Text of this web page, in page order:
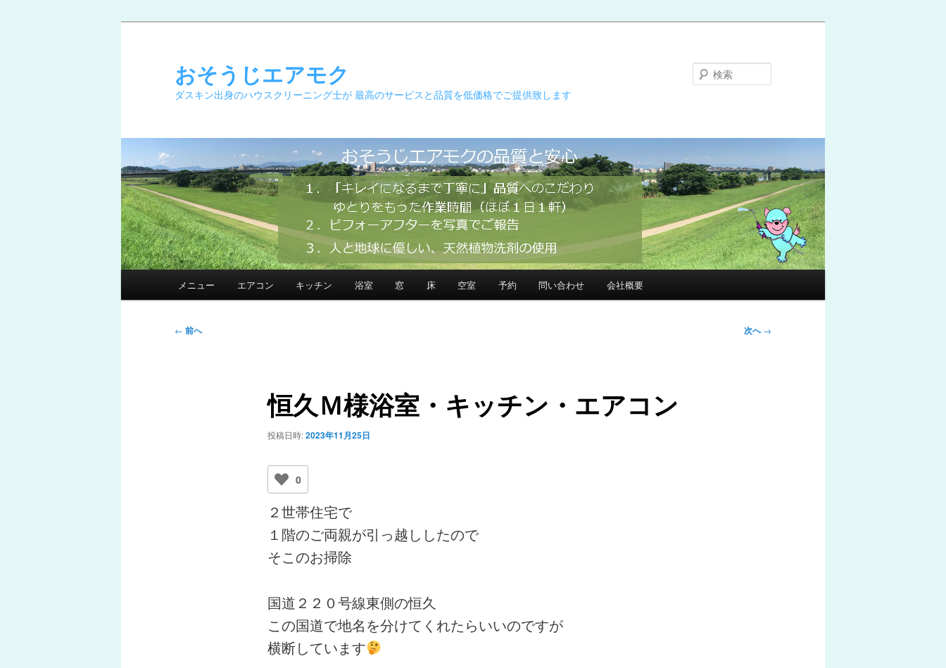
おそうじエアモク
ダスキン出身のハウスクリーニング士が 最高のサービスと品質を低価格でご提供致します
メニュー エアコン キッチン 浴室 窓 床 空室 予約 問い合わせ 会社概要
投
← 前へ 次へ→
恒久Ｍ様浴室・キッチン・エアコン
投稿日時:2023年11月25日
0
２世帯住宅で
１階のご両親が引っ越ししたので
そこのお掃除
国道２２０号線東側の恒久
この国道で地名を分けてくれたらいいのですが
横断しています